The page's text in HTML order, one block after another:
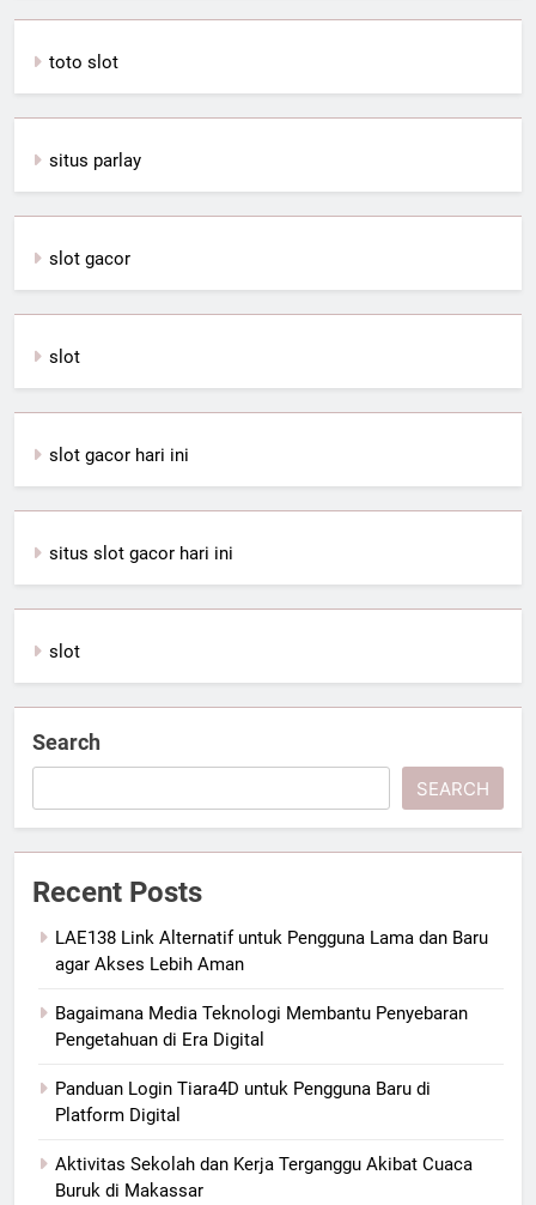
toto slot
situs parlay
slot gacor
slot
slot gacor hari ini
situs slot gacor hari ini
slot
Search
SEARCH
Recent Posts
LAE138 Link Alternatif untuk Pengguna Lama dan Baru
agar Akses Lebih Aman
Bagaimana Media Teknologi Membantu Penyebaran
Pengetahuan di Era Digital
Panduan Login Tiara4D untuk Pengguna Baru di
Platform Digital
Aktivitas Sekolah dan Kerja Terganggu Akibat Cuaca
Buruk di Makassar